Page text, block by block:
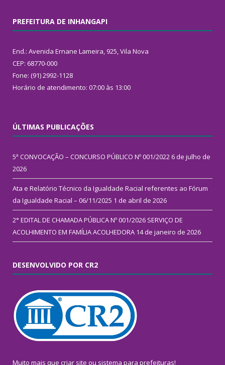
PREFEITURA DE INHANGAPI
End.: Avenida Ernane Lameira, 925, Vila Nova
CEP: 68770-000
Fone: (91) 2992-1128
Horário de atendimento: 07:00 às 13:00
ÚLTIMAS PUBLICAÇÕES
5ª CONVOCAÇÃO – CONCURSO PÚBLICO Nº 001/2022 6 de julho de
2026
Ata e Relatório Técnico da Igualdade Racial referentes ao Fórum
da Igualdade Racial – 06/11/2025 1 de abril de 2026
2° EDITAL DE CHAMADA PÚBLICA Nº 001/2026 SERVIÇO DE
ACOLHIMENTO EM FAMÍLIA ACOLHEDORA 14 de janeiro de 2026
DESENVOLVIDO POR CR2
Muito mais que criar site ou sistema para prefeituras!